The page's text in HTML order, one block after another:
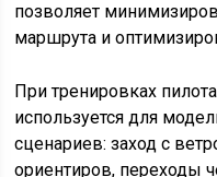
позволяет
маршрута и
При тренировках
используется для
сценариев: заход с
ориентиров, переходы